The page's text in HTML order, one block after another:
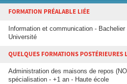
FORMATION PRÉALABLE LIÉE
Information et communication -
Université
QUELQUES FORMATIONS POSTÉRIEURES
Administration des maisons de repos
spécialisation - +1 an - Haute école